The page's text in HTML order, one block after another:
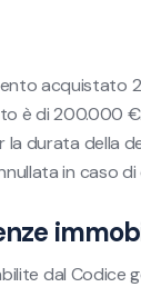
acquistato
è di 200.000
durata della
in caso di
dal Codice